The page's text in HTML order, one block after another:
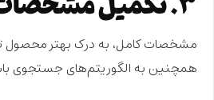
مشخصات کامل، به درک بهتر
همچنین به الگوریتم‌های جستجوی